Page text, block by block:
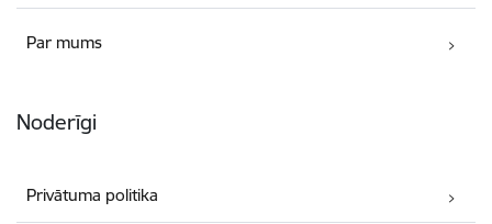
Par mums
Noderīgi
Privātuma politika